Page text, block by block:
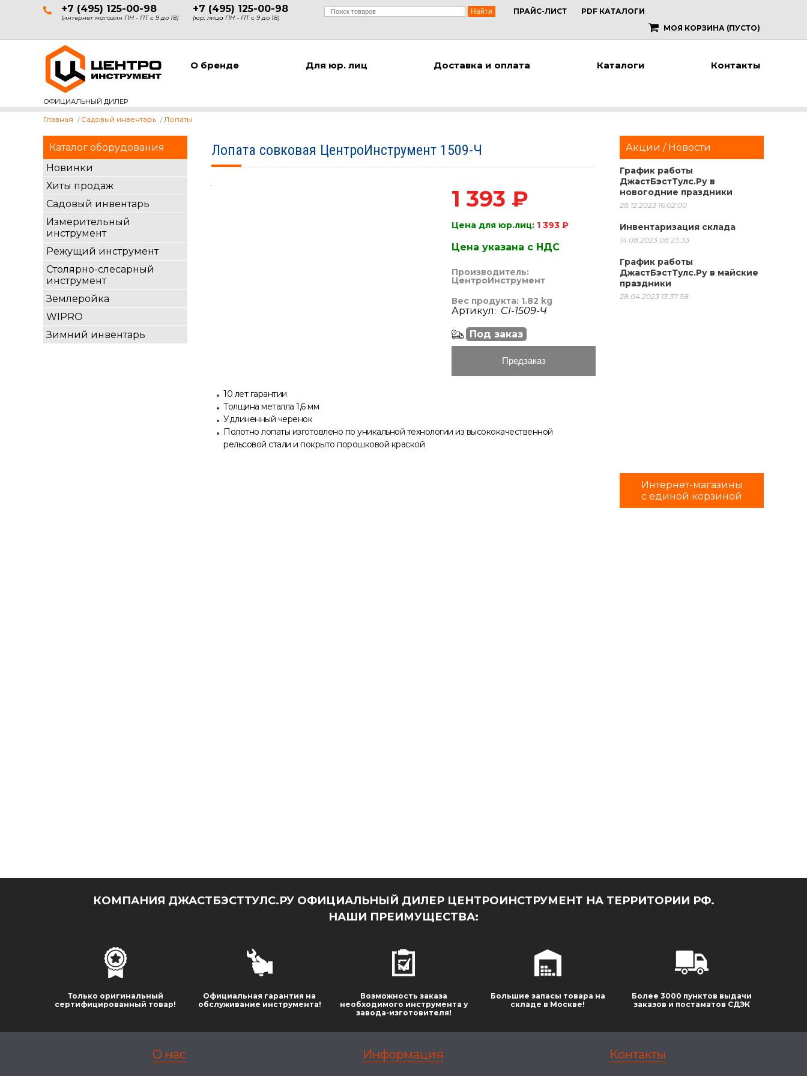
+7 (495) 125-00-98
(интернет магазин ПН - ПТ с 9 до 18)
+7 (495) 125-00-98
(юр. лица ПН - ПТ с 9 до 18)
ПРАЙС-ЛИСТ
PDF КАТАЛОГИ
МОЯ КОРЗИНА (ПУСТО)
ОФИЦИАЛЬНЫЙ ДИЛЕР
О бренде Для юр. лиц Доставка и оплата Каталоги Контакты
Каталог оборудования
Новинки
Хиты продаж
Садовый инвентарь
Измерительный
инструмент
Режущий инструмент
Столярно-слесарный
инструмент
Землеройка
WIPRO
Зимний инвентарь
Главная Садовый инвентарь Лопаты
Лопата совковая ЦентроИнструмент 1509-Ч
1 393 ₽
Цена для юр.лиц: 1 393 ₽
Цена указана с НДС
Производитель:
ЦентроИнструмент
Вес продукта: 1.82 kg
Артикул: CI-1509-Ч
Под заказ
Предзаказ
10 лет гарантии
Толщина металла 1,6 мм
Удлиненный черенок
Полотно лопаты изготовлено по уникальной технологии из высококачественной
рельсовой стали и покрыто порошковой краской
Акции / Новости
График работы
ДжастБэстТулс.Ру в
новогодние праздники
28.12.2023 16:02:00
Инвентаризация склада
14.08.2023 08:23:33
График работы
ДжастБэстТулс.Ру в майские
праздники
28.04.2023 13:37:58
Интернет-магазины
с единой корзиной
КОМПАНИЯ ДЖАСТБЭСТТУЛС.РУ ОФИЦИАЛЬНЫЙ ДИЛЕР ЦЕНТРОИНСТРУМЕНТ НА ТЕРРИТОРИИ РФ.
НАШИ ПРЕИМУЩЕСТВА:
Только оригинальный
сертифицированный товар!
Официальная гарантия на
обслуживание инструмента!
Возможность заказа
необходимого инструмента у
завода-изготовителя!
Большие запасы товара на
складе в Москве!
Более 3000 пунктов выдачи
заказов и постаматов СДЭК
О нас Информация Контакты